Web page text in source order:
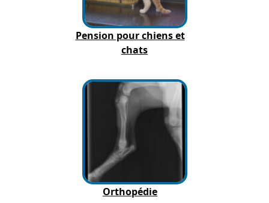
Pension pour chiens et
chats
Orthopédie